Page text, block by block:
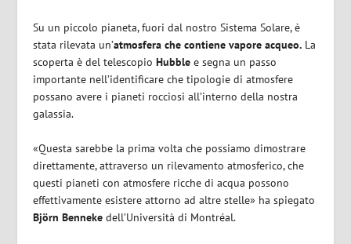
Su un piccolo pianeta, fuori dal nostro Sistema Solare, è
stata rilevata un’atmosfera che contiene vapore acqueo. La
scoperta è del telescopioHubble e segna un passo
importante nell’identificare che tipologie di atmosfere
possano avere i pianeti rocciosi all’interno della nostra
galassia.
«Questa sarebbe la prima volta che possiamo dimostrare
direttamente, attraverso un rilevamento atmosferico, che
questi pianeti con atmosfere ricche di acqua possono
effettivamente esistere attorno ad altre stelle» ha spiegato
Björn Benneke dell’Università di Montréal.